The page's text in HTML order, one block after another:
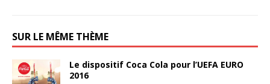
SUR LE MÊME THÈME
Le dispositif Coca Cola pour l’UEFA EURO
2016